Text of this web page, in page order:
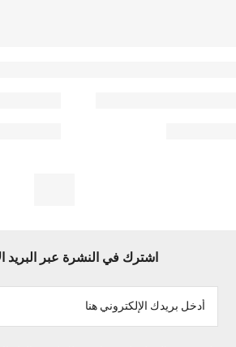
اشترك في النشرة عبر البريد